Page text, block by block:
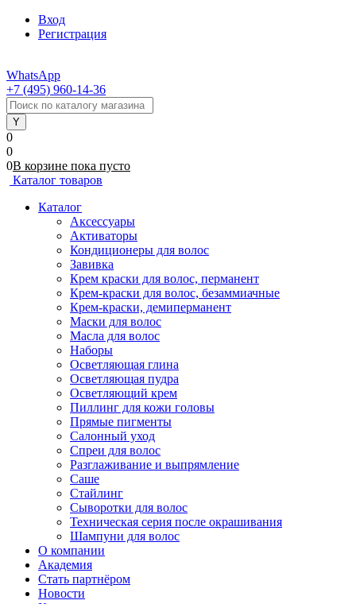
Вход
Регистрация
WhatsApp
+7 (495) 960-14-36
0
0
0В корзине пока пусто
Каталог товаров
Каталог
Аксессуары
Активаторы
Кондиционеры для волос
Завивка
Крем краски для волос, перманент
Крем-краски для волос, безаммиачные
Крем-краски, демиперманент
Маски для волос
Масла для волос
Наборы
Осветляющая глина
Осветляющая пудра
Осветляющий крем
Пиллинг для кожи головы
Прямые пигменты
Салонный уход
Спреи для волос
Разглаживание и выпрямление
Саше
Стайлинг
Сыворотки для волос
Техническая серия после окрашивания
Шампуни для волос
О компании
Академия
Стать партнёром
Новости